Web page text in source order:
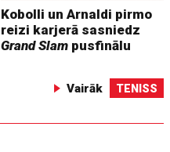
Kobolli un Arnaldi pirmo
reizi karjerā sasniedz
Grand Slam pusfinālu
Vairāk TENISS